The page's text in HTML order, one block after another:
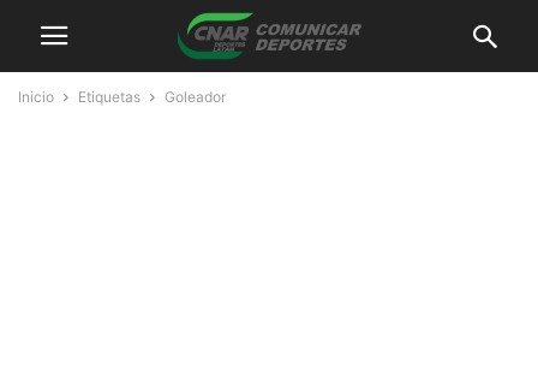
Inicio Etiquetas Goleador